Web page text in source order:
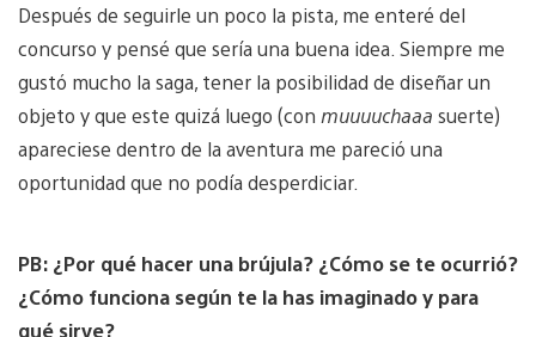
Después de seguirle un poco la pista, me enteré del
concurso y pensé que sería una buena idea. Siempre me
gustó mucho la saga, tener la posibilidad de diseñar un
objeto y que este quizá luego (con muuuuchaaa suerte)
apareciese dentro de la aventura me pareció una
oportunidad que no podía desperdiciar.
PB: ¿Por qué hacer una brújula? ¿Cómo se te ocurrió?
¿Cómo funciona según te la has imaginado y para
qué sirve?